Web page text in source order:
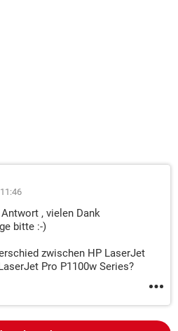
, vielen Dank
bitte :-)
zwischen HP LaserJet
Pro P1100w Series?